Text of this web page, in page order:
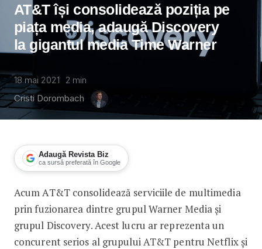
AT&T își consolidează poziția pe
piața media, adaugă Discovery
la gigantul media Time Warner
18 mai 2021 2 min
Cristi Dorombach
Adaugă Revista Biz
ca sursă preferată în Google
AT&T își consolidează poziția pe
Acum AT&T consolidează serviciile de multimedia
prin fuzionarea dintre grupul Warner Media și
grupul Discovery. Acest lucru ar reprezenta un
concurent serios al grupului AT&T pentru Netflix și